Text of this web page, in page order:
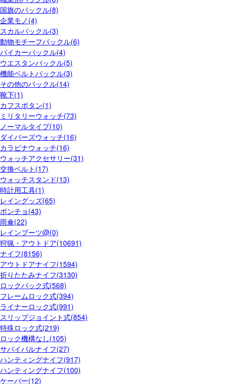
国旗のバックル(8)
企業モノ(4)
スカルバックル(3)
動物モチーフバックル(6)
バイカーバックル(4)
ウエスタンバックル(5)
機能ベルトバックル(3)
その他のバックル(14)
靴下(1)
カフスボタン(1)
ミリタリーウォッチ(73)
ノーマルタイプ(10)
ダイバーズウォッチ(16)
カラビナウォッチ(16)
ウォッチアクセサリー(31)
交換ベルト(17)
ウォッチスタンド(13)
時計用工具(1)
レイングッズ(65)
ポンチョ(43)
雨傘(22)
レインブーツ@(0)
狩猟・アウトドア(10691)
ナイフ(8156)
アウトドアナイフ(1594)
折りたたみナイフ(3130)
ロックバック式(568)
フレームロック式(394)
ライナーロック式(991)
スリップジョイント式(854)
特殊ロック式(219)
ロック機構なし(105)
サバイバルナイフ(27)
ハンティングナイフ(917)
ハンティングナイフ(100)
ケーパー(12)